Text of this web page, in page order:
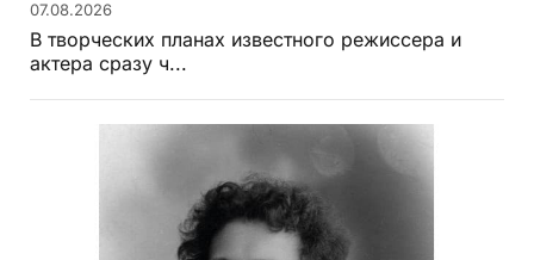
07.08.2026
В творческих планах известного режиссера и
актера сразу ч...